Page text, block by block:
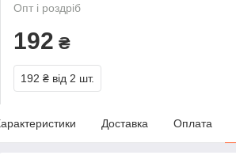
Опт і роздріб
192 ₴
192 ₴ від 2 шт.
Доставка Оплата